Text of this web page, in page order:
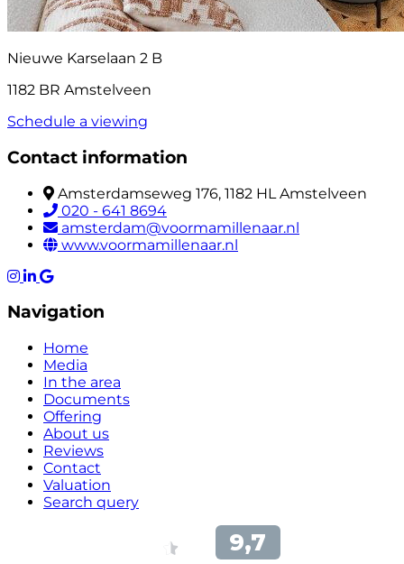
Nieuwe Karselaan 2 B
1182 BR Amstelveen
Schedule a viewing
Contact information
Amsterdamseweg 176, 1182 HL Amstelveen
020 - 641 8694
amsterdam@voormamillenaar.nl
www.voormamillenaar.nl
Navigation
Home
Media
In the area
Documents
Offering
About us
Reviews
Contact
Valuation
Search query